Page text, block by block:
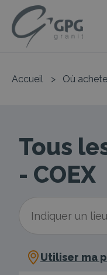
Accueil > Où
Tous
- COEX
Utiliser ma